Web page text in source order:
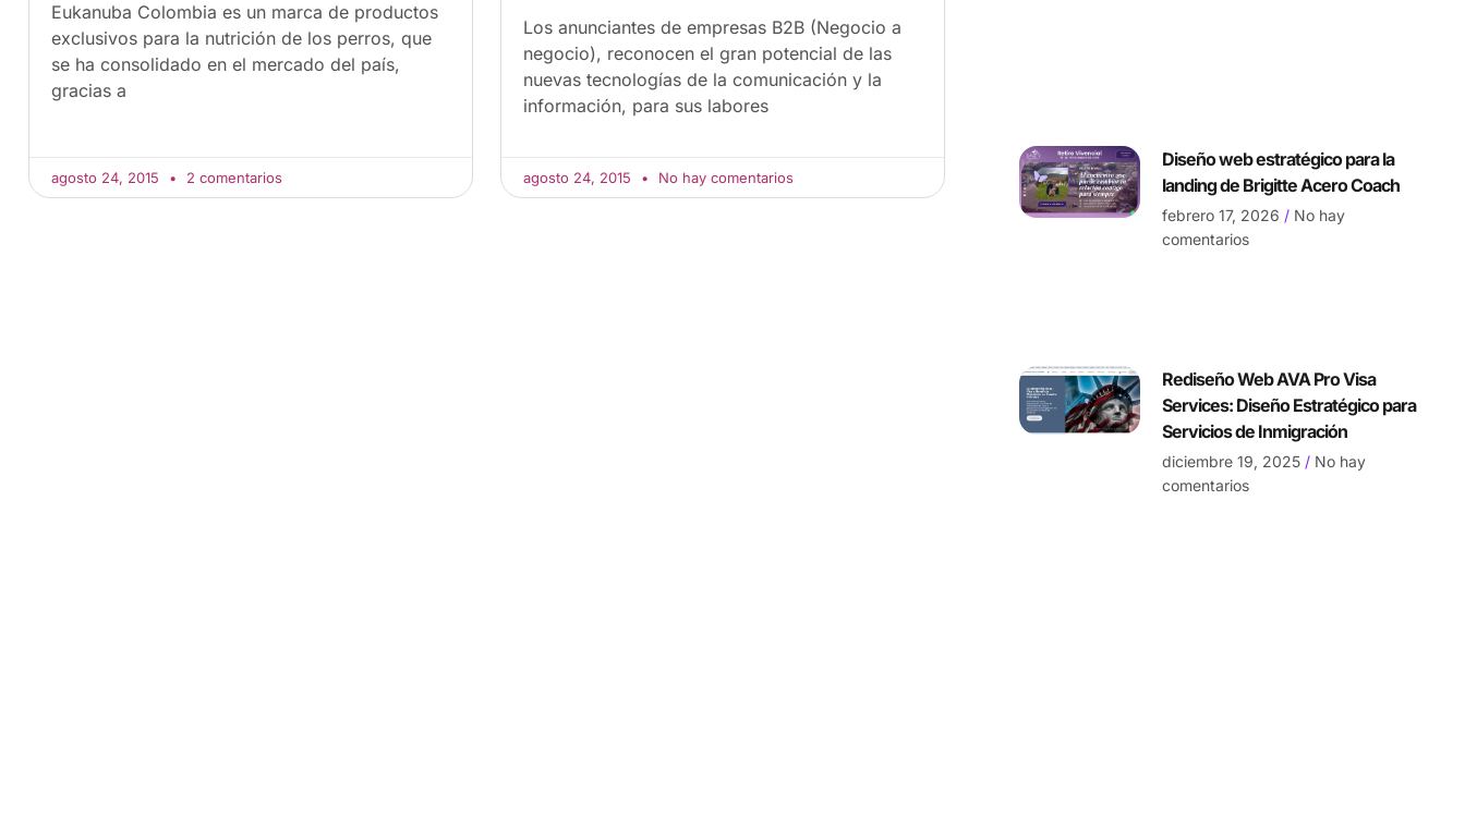
Eukanuba Colombia es un marca de productos
exclusivos para la nutrición de los perros, que
se ha consolidado en el mercado del país,
gracias a
agosto 24, 2015 2 comentarios
Los anunciantes de empresas B2B (Negocio a
negocio), reconocen el gran potencial de las
nuevas tecnologías de la comunicación y la
información, para sus labores
agosto 24, 2015 No hay comentarios
Diseño web estratégico para la
landing de Brigitte Acero Coach
febrero 17, 2026
No hay
comentarios
Rediseño Web AVA Pro Visa
Services: Diseño Estratégico para
Servicios de Inmigración
diciembre 19, 2025
No hay
comentarios